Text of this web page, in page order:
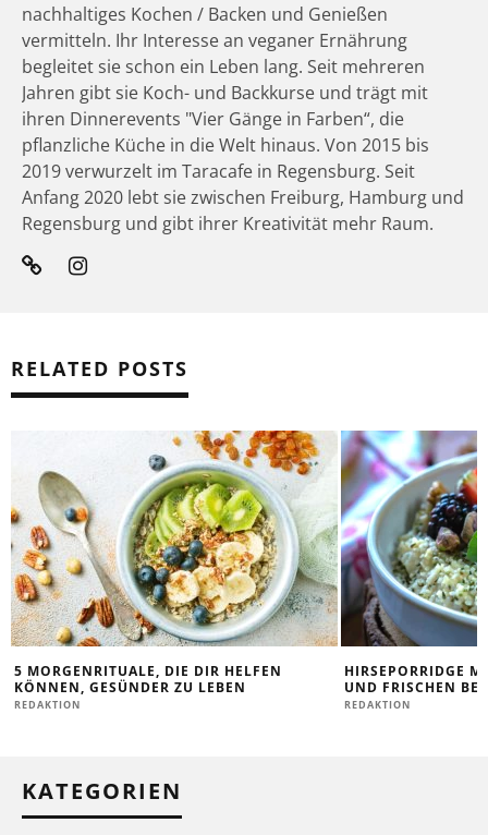
nachhaltiges Kochen / Backen und Genießen
vermitteln. Ihr Interesse an veganer Ernährung
begleitet sie schon ein Leben lang. Seit mehreren
Jahren gibt sie Koch- und Backkurse und trägt mit
ihren Dinnerevents "Vier Gänge in Farben“, die
pflanzliche Küche in die Welt hinaus. Von 2015 bis
2019 verwurzelt im Taracafe in Regensburg. Seit
Anfang 2020 lebt sie zwischen Freiburg, Hamburg und
Regensburg und gibt ihrer Kreativität mehr Raum.
RELATED POSTS
5 MORGENRITUALE, DIE DIR HELFEN
KÖNNEN, GESÜNDER ZU LEBEN
REDAKTION
HIRSEPORRIDGE
UND FRISCHEN
REDAKTION
KATEGORIEN